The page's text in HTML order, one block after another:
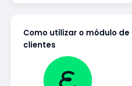
Como utilizar o módulo
clientes